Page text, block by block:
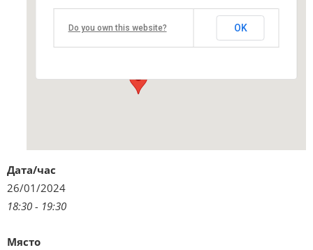
Младежки театър „Николай Бинев“
бул. "княз Александър Дондуков" 8 - София
Do you own this website? OK
Дата/час
26/01/2024
18:30 - 19:30
Място